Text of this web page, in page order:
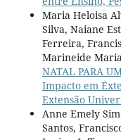
Maria Heloisa
Silva, Naiane
Ferreira,
Marineide
NATAL PARA
Impacto em
Extensão
Anne Emely
Santos,